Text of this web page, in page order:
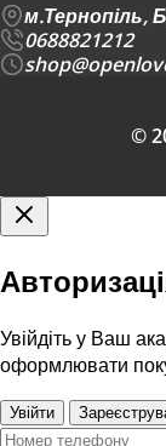
м.Тернопіль,
0688821212
©
Увійдіть у Ваш
оформлювати
Увійти